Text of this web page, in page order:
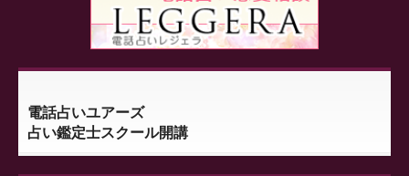
電話占いユアーズ
占い鑑定士スクール開講